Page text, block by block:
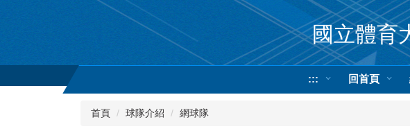
內
國立體育
::: 回首頁
首頁 球隊介紹 網球隊